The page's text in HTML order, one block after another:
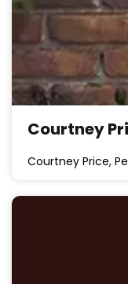
Courtney
Courtney Price,